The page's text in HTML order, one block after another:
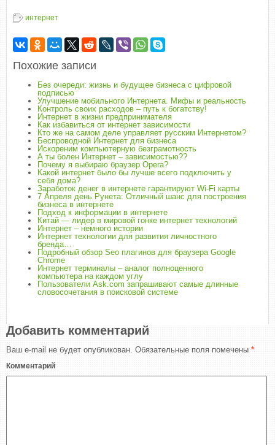
интернет
Похожие записи
Без очереди: жизнь и будущее бизнеса с цифровой
подписью
Улучшение мобильного Интернета. Мифы и реальность
Контроль своих расходов – путь к богатству!
Интернет в жизни предпринимателя
Как избавиться от интернет зависимости
Кто же на самом деле управляет русским Интернетом?
Беспроводной Интернет для бизнеса
Искореним компьютерную безграмотность
А ты болен Интернет – зависимостью??
Почему я выбираю браузер Opera?
Какой интернет было бы лучше всего подключить у
себя дома?
Заработок денег в интернете гарантируют Wi-Fi карты
7 Апреля день Рунета: Отличный шанс для построения
бизнеса в интернете
Подход к информации в интернете
Китай — лидер в мировой гонке интернет технологий
Интернет – немного истории
Интернет технологии для развития личностного
бренда…
Подробный обзор Seo плагинов для браузера Google
Chrome
Интернет терминалы – аналог полноценного
компьютера на каждом углу
Пользователи Ask.com запрашивают самые длинные
словосочетания в поисковой системе
Добавить комментарий
Ваш e-mail не будет опубликован. Обязательные поля помечены *
Комментарий